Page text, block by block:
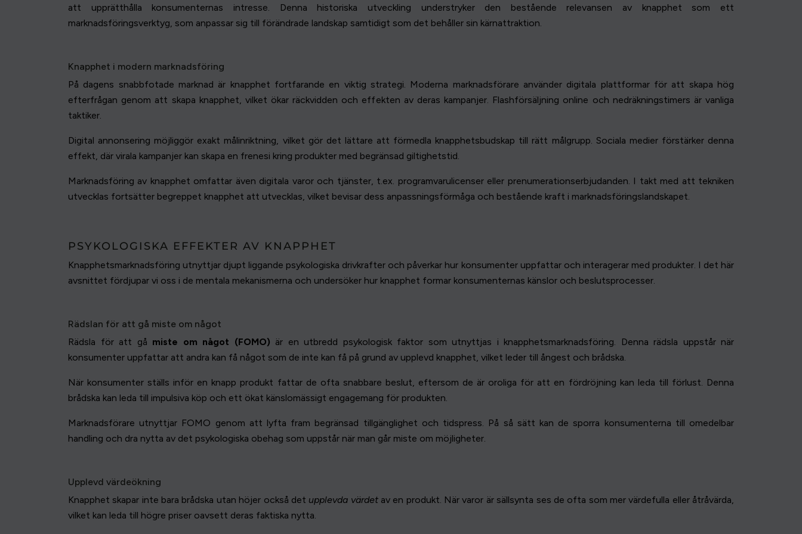
att upprätthålla konsumenternas intresse. Denna historiska utveckling understryker den bestående relevansen av knapphet som ett
marknadsföringsverktyg, som anpassar sig till förändrade landskap samtidigt som det behåller sin kärnattraktion.
Knapphet i modern marknadsföring
På dagens snabbfotade marknad är knapphet fortfarande en viktig strategi. Moderna marknadsförare använder digitala plattformar för att skapa hög
efterfrågan genom att skapa knapphet, vilket ökar räckvidden och effekten av deras kampanjer. Flashförsäljning online och nedräkningstimers är vanliga
taktiker.
Digital annonsering möjliggör exakt målinriktning, vilket gör det lättare att förmedla knapphetsbudskap till rätt målgrupp. Sociala medier förstärker denna
effekt, där virala kampanjer kan skapa en frenesi kring produkter med begränsad giltighetstid.
Marknadsföring av knapphet omfattar även digitala varor och tjänster, t.ex. programvarulicenser eller prenumerationserbjudanden. I takt med att tekniken
utvecklas fortsätter begreppet knapphet att utvecklas, vilket bevisar dess anpassningsförmåga och bestående kraft i marknadsföringslandskapet.
PSYKOLOGISKA EFFEKTER AV KNAPPHET
Knapphetsmarknadsföring utnyttjar djupt liggande psykologiska drivkrafter och påverkar hur konsumenter uppfattar och interagerar med produkter. I det här
avsnittet fördjupar vi oss i de mentala mekanismerna och undersöker hur knapphet formar konsumenternas känslor och beslutsprocesser.
Rädslan för att gå miste om något
Rädsla för att gå miste om något (FOMO) är en utbredd psykologisk faktor som utnyttjas i knapphetsmarknadsföring. Denna rädsla uppstår när
konsumenter uppfattar att andra kan få något som de inte kan få på grund av upplevd knapphet, vilket leder till ångest och brådska.
När konsumenter ställs inför en knapp produkt fattar de ofta snabbare beslut, eftersom de är oroliga för att en fördröjning kan leda till förlust. Denna
brådska kan leda till impulsiva köp och ett ökat känslomässigt engagemang för produkten.
Marknadsförare utnyttjar FOMO genom att lyfta fram begränsad tillgänglighet och tidspress. På så sätt kan de sporra konsumenterna till omedelbar
handling och dra nytta av det psykologiska obehag som uppstår när man går miste om möjligheter.
Upplevd värdeökning
Knapphet skapar inte bara brådska utan höjer också det upplevda värdetav en produkt. När varor är sällsynta ses de ofta som mer värdefulla eller åtråvärda,
vilket kan leda till högre priser oavsett deras faktiska nytta.